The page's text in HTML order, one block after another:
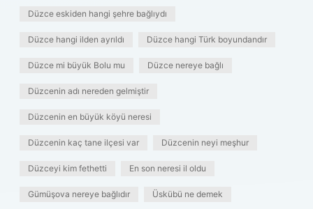
Düzce eskiden hangi şehre bağlıydı
Düzce hangi ilden ayrıldı Düzce hangi Türk boyundandır
Düzce mi büyük Bolu mu Düzce nereye bağlı
Düzcenin adı nereden gelmiştir
Düzcenin en büyük köyü neresi
Düzcenin kaç tane ilçesi var Düzcenin neyi meşhur
Düzceyi kim fethetti En son neresi il oldu
Gümüşova nereye bağlıdır Üskübü ne demek